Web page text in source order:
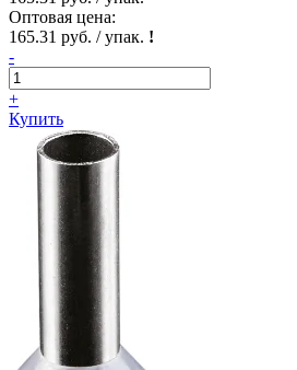
Оптовая цена:
165.31 руб. / упак. !
-
+
Купить